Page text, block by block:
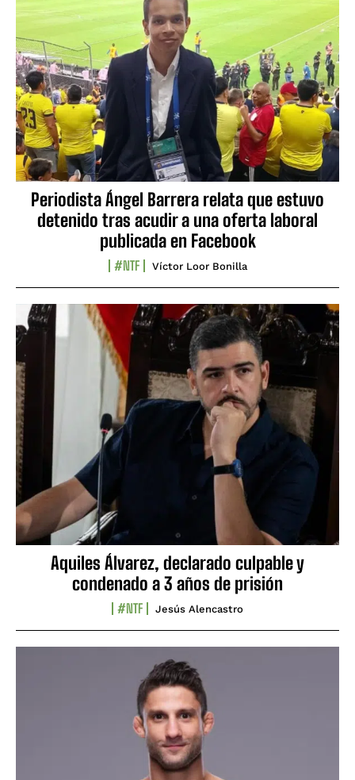
Periodista Ángel Barrera relata que estuvo
detenido tras acudir a una oferta laboral
publicada en Facebook
#NTF Víctor Loor Bonilla
Aquiles Álvarez, declarado culpable y
condenado a 3 años de prisión
#NTF Jesús Alencastro